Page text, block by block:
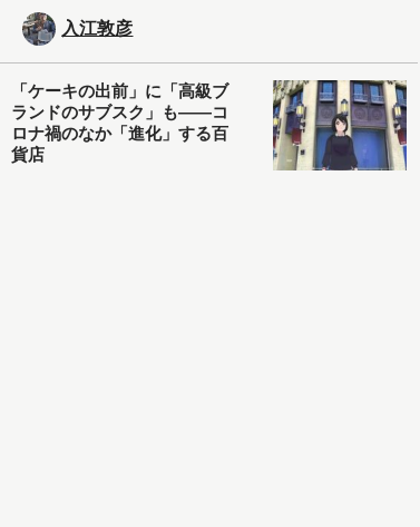
入江敦彦
「ケーキの出前」に「高級ブ
ランドのサブスク」も――コ
ロナ禍のなか「進化」する百
貨店